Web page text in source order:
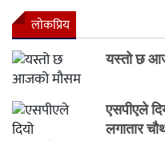
लाेकप्रिय
यस्तो छ
एसपीएले
लगातार